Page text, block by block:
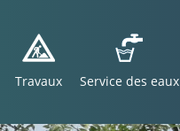
Travaux Service des eaux